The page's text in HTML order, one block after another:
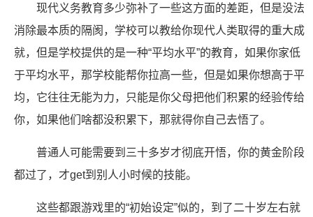
现代义务教育多少弥补了一些这方面的差距，但是没法
消除最本质的隔阂，学校可以教给你现代人类取得的重大成
就，但是学校提供的是一种“平均水平”的教育，如果你家低
于平均水平，那学校能帮你拉高一些，但是如果你想高于平
均，它往往无能为力，只能是你父母把他们积累的经验传给
你，如果他们啥都没积累下，那就得你自己去悟了。
普通人可能需要到三十多岁才彻底开悟，你的黄金阶段
都过了，才get到别人小时候的技能。
这些都跟游戏里的“初始设定”似的，到了二十岁左右就